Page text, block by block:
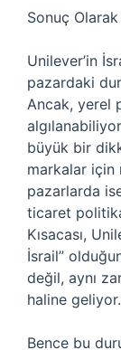
Sonuç Olarak
Unilever’in
pazardaki
Ancak, yerel
büyük bir
markalar için
pazarlarda
ticaret
Kısacası,
İsrail”
değil, aynı
haline geliyor.
Bence bu